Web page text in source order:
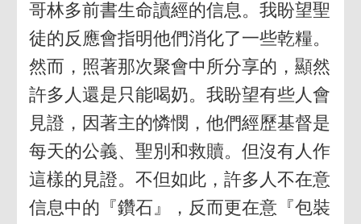
哥林多前書生命讀經的信息。我盼望聖
徒的反應會指明他們消化了一些乾糧。
然而，照著那次聚會中所分享的，顯然
許多人還是只能喝奶。我盼望有些人會
見證，因著主的憐憫，他們經歷基督是
每天的公義、聖別和救贖。但沒有人作
這樣的見證。不但如此，許多人不在意
信息中的『鑽石』，反而更在意『包裝